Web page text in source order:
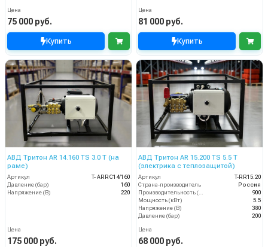
Цена
75 000 руб.
Купить
Цена
81 000 руб.
Купить
АВД Тритон AR 14.160 TS 3.0 Т (на
раме)
Артикул
T- ARRC14/160
Давление (бар)
160
Напряжение (В)
220
Цена
175 000 руб.
АВД Тритон AR 15.200 TS 5.5 Т
(электрика с теплозащитой)
Артикул
T-RR15.20
Страна-производитель
Россия
Производительность (л/ч)
900
Мощность (кВт)
5.5
Напряжение (В)
380
Давление (бар)
200
Цена
68 000 руб.